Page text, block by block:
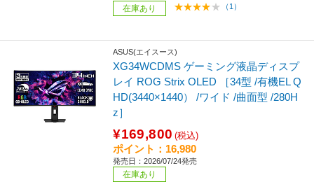
在庫あり （1）
ASUS(エイスース)
XG34WCDMS ゲーミング液晶ディスプ
レイ ROG Strix OLED ［34型 /有機EL Q
HD(3440×1440） /ワイド /曲面型 /280H
z］
¥169,800 (税込)
ポイント：16,980
発売日：2026/07/24発売
在庫あり